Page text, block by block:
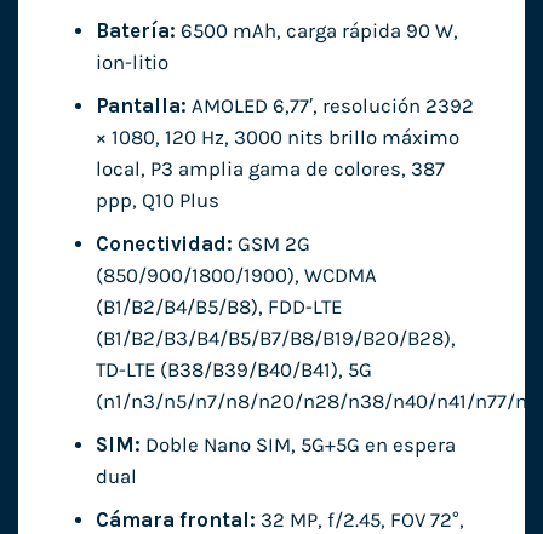
Batería: 6500 mAh, carga rápida 90 W,
ion-litio
Pantalla: AMOLED 6,77′, resolución 2392
× 1080, 120 Hz, 3000 nits brillo máximo
local, P3 amplia gama de colores, 387
ppp, Q10 Plus
Conectividad: GSM 2G
(850/900/1800/1900), WCDMA
(B1/B2/B4/B5/B8), FDD-LTE
(B1/B2/B3/B4/B5/B7/B8/B19/B20/B28),
TD-LTE (B38/B39/B40/B41), 5G
(n1/n3/n5/n7/n8/n20/n28/n38/n40/n41/n77/
SIM: Doble Nano SIM, 5G+5G en espera
dual
Cámara frontal: 32 MP, f/2.45, FOV 72°,